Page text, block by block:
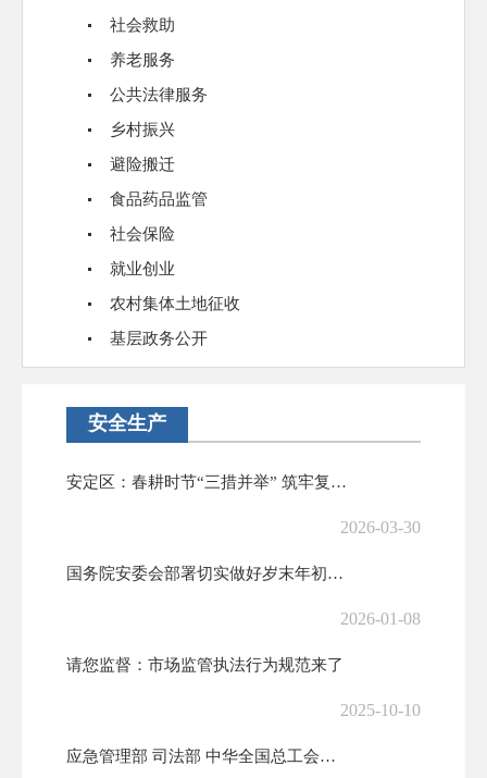
社会救助
养老服务
公共法律服务
乡村振兴
避险搬迁
食品药品监管
社会保险
就业创业
农村集体土地征收
基层政务公开
安全生产
安定区：春耕时节“三措并举” 筑牢复工复产“安全墙”
2026-03-30
国务院安委会部署切实做好岁末年初安全生产工作
2026-01-08
请您监督：市场监管执法行为规范来了
2025-10-10
应急管理部 司法部 中华全国总工会全国普法办关于开展第六届应急管理普...